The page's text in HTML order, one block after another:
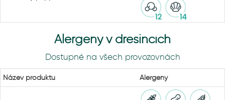
Alergeny v dresincích
Dostupné na všech provozovnách
Název produktu Alergeny